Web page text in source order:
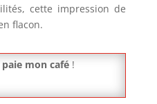
cette impression de
flacon.
paie mon café !